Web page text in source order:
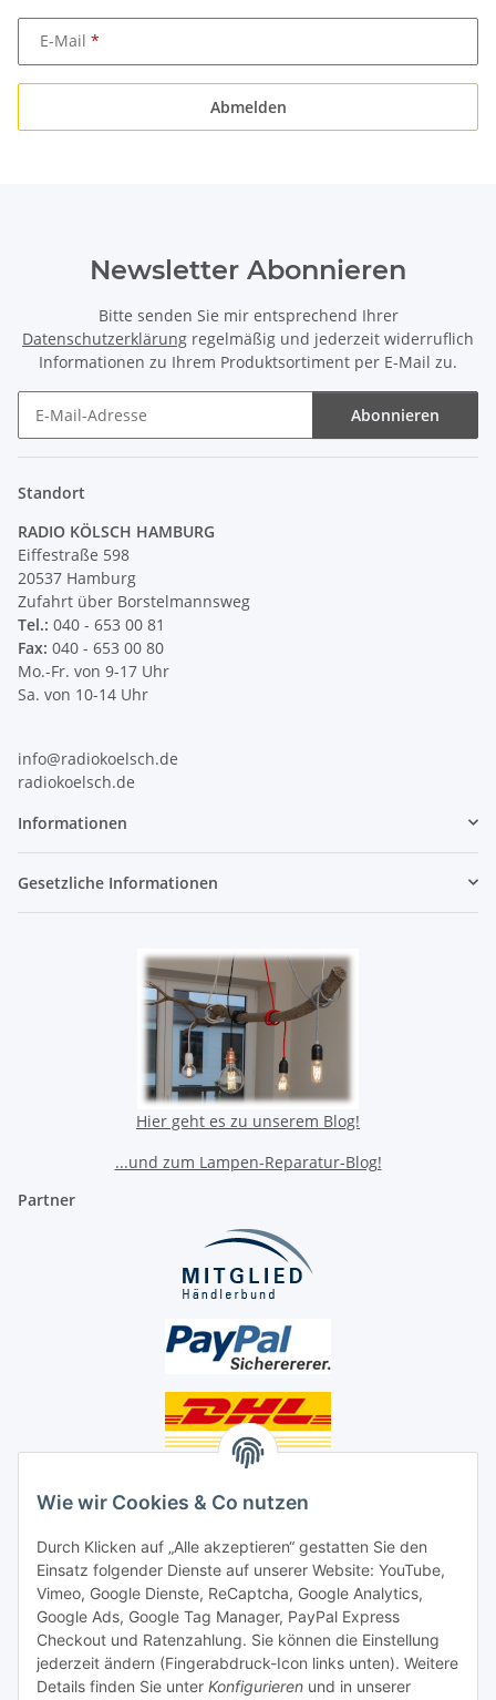
Wie wir Cookies & Co nutzen
Durch Klicken auf „Alle akzeptieren“ gestatten Sie den
Einsatz folgender Dienste auf unserer Website: YouTube,
Vimeo, Google Dienste, ReCaptcha, Google Analytics,
Google Ads, Google Tag Manager, PayPal Express
Checkout und Ratenzahlung. Sie können die Einstellung
jederzeit ändern (Fingerabdruck-Icon links unten). Weitere
Details finden Sie unter Konfigurieren und in unserer
E-Mail
Abmelden
Newsletter Abonnieren
Bitte senden Sie mir entsprechend Ihrer
Datenschutzerklärung regelmäßig und jederzeit widerruflich
Informationen zu Ihrem Produktsortiment per E-Mail zu.
Abonnieren
Standort
RADIO KÖLSCH HAMBURG
Eiffestraße 598
20537 Hamburg
Zufahrt über Borstelmannsweg
Tel.: 040 - 653 00 81
Fax: 040 - 653 00 80
Mo.-Fr. von 9-17 Uhr
Sa. von 10-14 Uhr
info@radiokoelsch.de
radiokoelsch.de
Informationen
Gesetzliche Informationen
Hier geht es zu unserem Blog!
...und zum Lampen-Reparatur-Blog!
Partner
Social Media
Unsere Dienstleistungen
Lampenreparatur
Lichtservice für Senioren